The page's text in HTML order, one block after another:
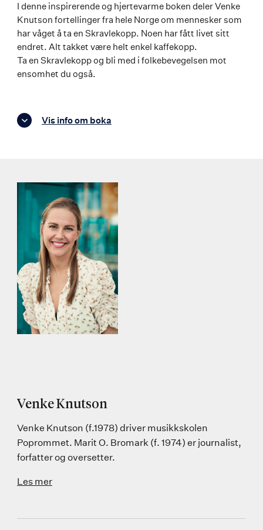
I denne inspirerende og hjertevarme boken deler Venke
Knutson fortellinger fra hele Norge om mennesker som
har våget å ta en Skravlekopp. Noen har fått livet sitt
endret. Alt takket være helt enkel kaffekopp.
Ta en Skravlekopp og bli med i folkebevegelsen mot
ensomhet du også.
Vis info om boka
Venke Knutson
Venke Knutson (f.1978) driver musikkskolen
Poprommet. Marit O. Bromark (f. 1974) er journalist,
forfatter og oversetter.
Les mer